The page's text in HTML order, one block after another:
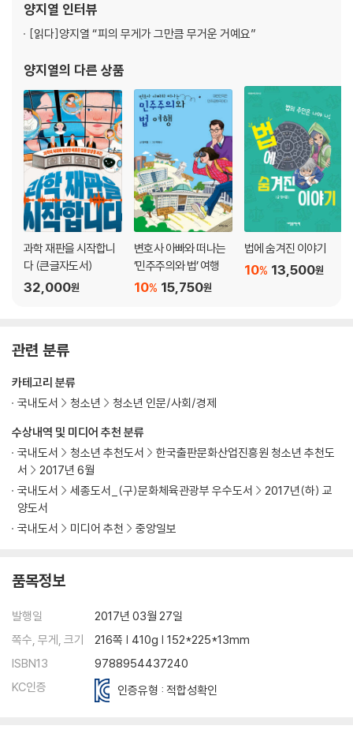
법을 쉽게 해석해주는 일에 매달리고 있다. 지
양지열 인터뷰
[읽다]양지열 “피의 무게가 그만큼 무거운 거예요”
양지열의 다른 상품
과학 재판을 시작합니
다 (큰글자도서)
32,000원
변호사 아빠와 떠나는
’민주주의와 법’ 여행
15,750원
10%
법에 숨겨진 이야기
13,500원
10%
관련 분류
수상내역 및 미디어 추천 분류
국내도서
청소년 추천도서
한국출판문화산업진흥원 청소년 추천도
서
2017년 6월
국내도서
세종도서_(구)문화체육관광부 우수도서
2017년(하) 교
양도서
국내도서
미디어 추천 중앙일보
카테고리 분류
국내도서
청소년 청소년 인문/사회/경제
품목정보
발행일
2017년 03월 27일
쪽수, 무게, 크기
216쪽 | 410g | 152*225*13mm
ISBN13
9788954437240
KC인증
인증유형 : 적합성확인